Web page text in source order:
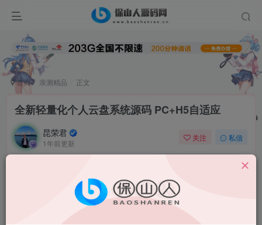
首页 亲测精品 正文
全新轻量化个人云盘系统源码 PC+H5自适应
昆荣君
1年前更新
关注 私信
全新轻量化个人云盘系统源码 PC+H5自适应